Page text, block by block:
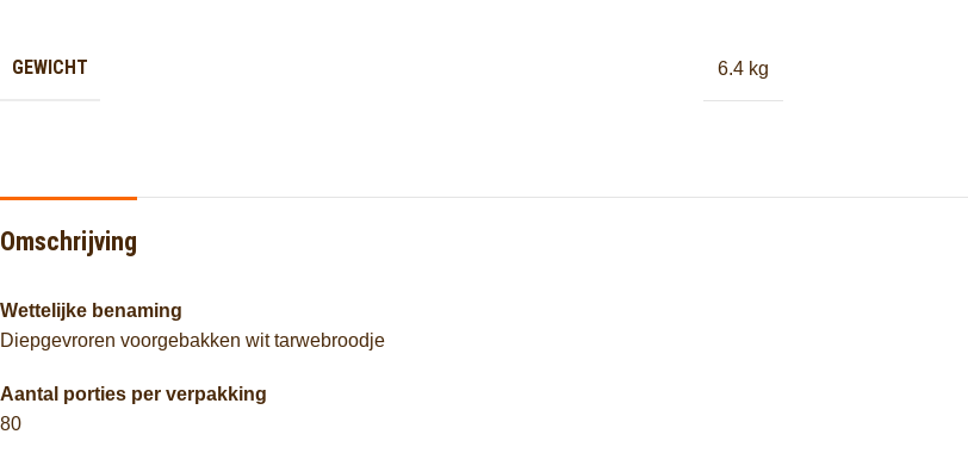
GEWICHT 6.4 kg
Omschrijving
Wettelijke benaming
Diepgevroren voorgebakken wit tarwebroodje
Aantal porties per verpakking
80